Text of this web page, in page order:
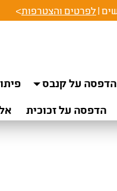
לפרטים והצטרפות>
הדפסה על קנבס
הדפסה על זכוכית